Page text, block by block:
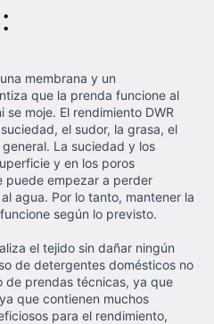
membrana y un
que la prenda funcione al
moje. El rendimiento DWR
el sudor, la grasa, el
La suciedad y los
y en los poros
puede empezar a perder
agua. Por lo tanto, mantener la
según lo previsto.
el tejido sin dañar ningún
de detergentes domésticos no
de prendas técnicas, ya que
que contienen muchos
para el rendimiento,